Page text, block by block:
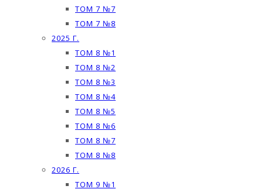
ТОМ 7 №7
ТОМ 7 №8
2025 Г.
ТОМ 8 №1
ТОМ 8 №2
ТОМ 8 №3
ТОМ 8 №4
ТОМ 8 №5
ТОМ 8 №6
ТОМ 8 №7
ТОМ 8 №8
2026 Г.
ТОМ 9 №1